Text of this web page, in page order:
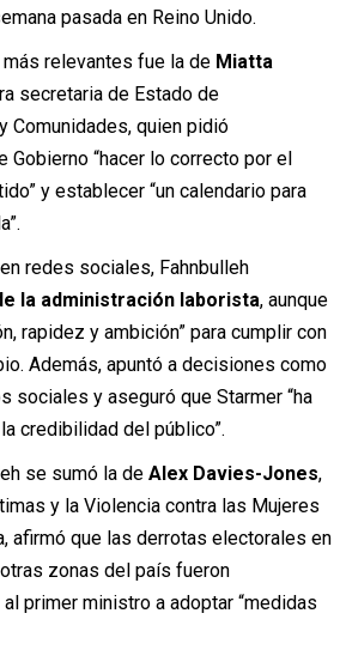
pasada en Reino Unido.
relevantes fue la de Miatta
secretaria de Estado de
Comunidades, quien pidió
Gobierno “hacer lo correcto por el
y establecer “un calendario para
redes sociales, Fahnbulleh
la administración laborista, aunque
rapidez y ambición” para cumplir con
Además, apuntó a decisiones como
sociales y aseguró que Starmer “ha
credibilidad del público”.
se sumó la de Alex Davies-Jones,
y la Violencia contra las Mujeres
afirmó que las derrotas electorales en
zonas del país fueron
primer ministro a adoptar “medidas